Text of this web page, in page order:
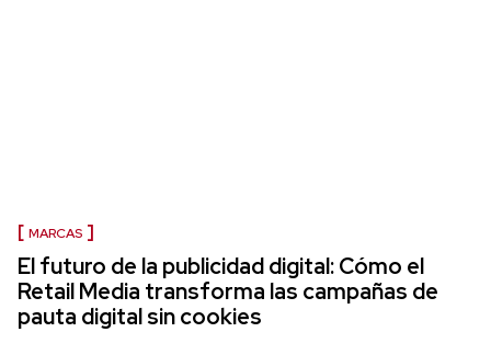
MARCAS
El futuro de la publicidad digital: Cómo el
Retail Media transforma las campañas de
pauta digital sin cookies